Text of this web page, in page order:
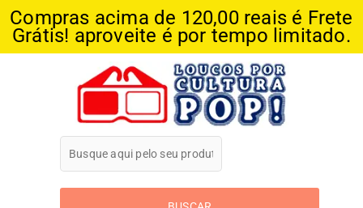
Compras acima de 120,00 reais é Frete
Grátis! aproveite é por tempo limitado.
Loucos Por
Cultura Pop